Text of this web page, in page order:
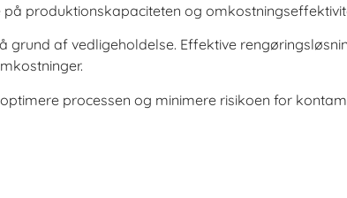
produktionskapaciteten og
af vedligeholdelse. Effektive
processen og minimere risikoen for